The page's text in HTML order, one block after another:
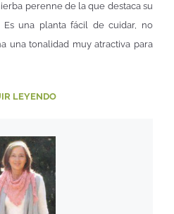
perenne de la que destaca su
una planta fácil de cuidar, no
una tonalidad muy atractiva para
LEYENDO